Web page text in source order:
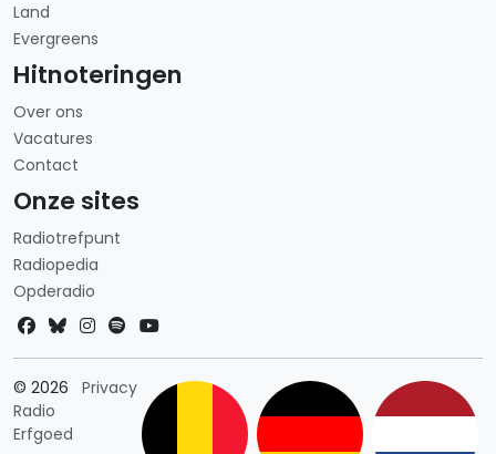
Land
Evergreens
Hitnoteringen
Over ons
Vacatures
Contact
Onze sites
Radiotrefpunt
Radiopedia
Opderadio
© 2026
Radio
Erfgoed
PrivacyLandkeuze